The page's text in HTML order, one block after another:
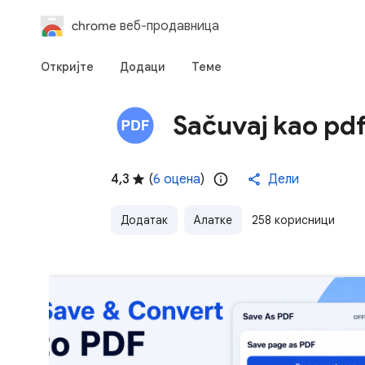
chrome веб-продавница
Откријте Додаци Теме
Sačuvaj kao
4,3 (6 оцена) Дели
Додатак Алатке 258 корисници